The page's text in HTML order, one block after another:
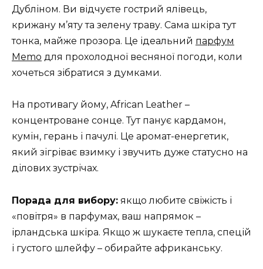
Дубліном. Ви відчуєте гострий ялівець,
крижану м’яту та зелену траву. Сама шкіра тут
тонка, майже прозора. Це ідеальний парфум
Memo для прохолодної весняної погоди, коли
хочеться зібратися з думками.
На противагу йому, African Leather –
концентроване сонце. Тут панує кардамон,
кумін, герань і пачулі. Це аромат-енергетик,
який зігріває взимку і звучить дуже статусно на
ділових зустрічах.
Порада для вибору: якщо любите свіжість і
«повітря» в парфумах, ваш напрямок –
ірландська шкіра. Якщо ж шукаєте тепла, спецій
і густого шлейфу – обирайте африканську.